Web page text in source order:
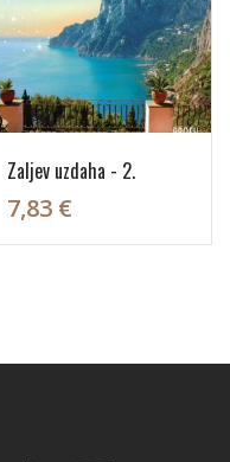
Zaljev uzdaha - 2.
7,83 €